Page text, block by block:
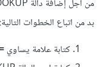
بد من اتباع الخطوات التالية:
كتابة علامة يساوي